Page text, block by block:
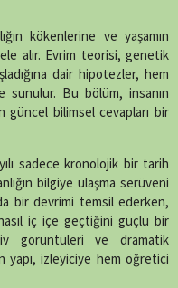
kökenlerine ve yaşamın
ele alır. Evrim teorisi, genetik
dair hipotezler, hem
Bu bölüm, insanın
güncel bilimsel cevapları bir
sadece kronolojik bir tarih
bilgiye ulaşma serüveni
bir devrimi temsil ederken,
iç içe geçtiğini güçlü bir
görüntüleri ve dramatik
izleyiciye hem öğretici